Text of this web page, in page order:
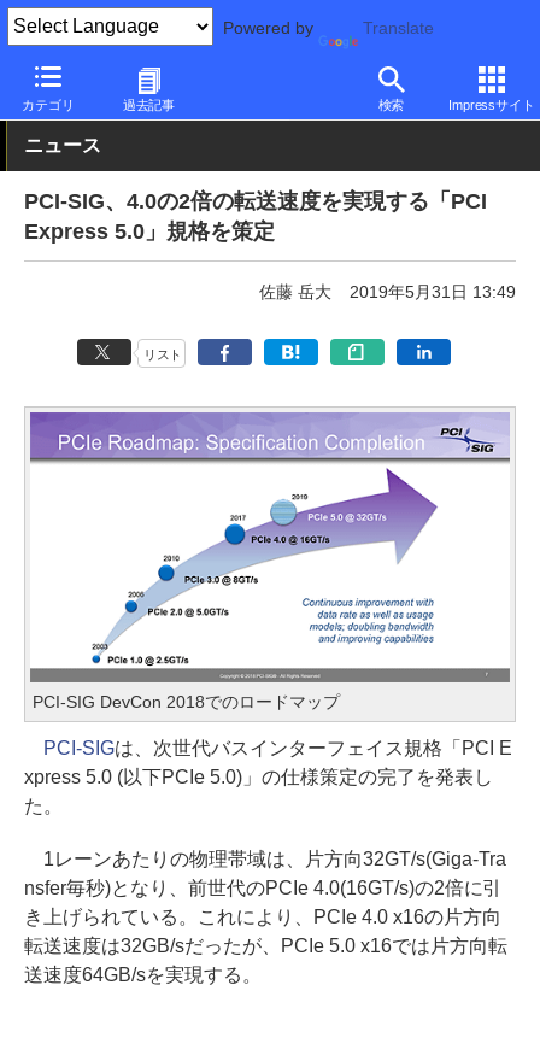
Powered by Translate
カテゴリ 過去記事 検索 Impressサイト
PC Watch 市場 技術
ニュース
PCI-SIG、4.0の2倍の転送速度を実現する「PCI
Express 5.0」規格を策定
佐藤 岳大 2019年5月31日 13:49
リスト
PCI-SIG DevCon 2018でのロードマップ
PCI-SIGは、次世代バスインターフェイス規格「PCI E
xpress 5.0 (以下PCIe 5.0)」の仕様策定の完了を発表し
た。
1レーンあたりの物理帯域は、片方向32GT/s(Giga-Tra
nsfer毎秒)となり、前世代のPCIe 4.0(16GT/s)の2倍に引
き上げられている。これにより、PCIe 4.0 x16の片方向
転送速度は32GB/sだったが、PCIe 5.0 x16では片方向転
送速度64GB/sを実現する。